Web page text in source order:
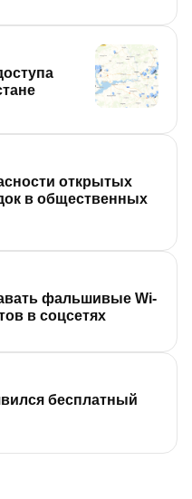
открытых
в общественных
фальшивые Wi-
в соцсетях
бесплатный